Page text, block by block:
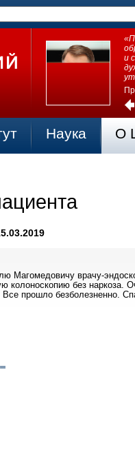
и
Наука О
Магомедовичу врачу-
колоноскопию без наркоза.
прошло безболезненно.